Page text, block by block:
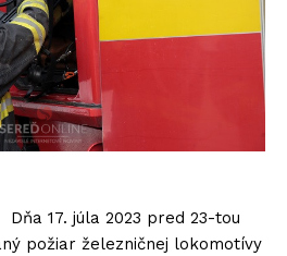
17. júla 2023 pred 23-tou
požiar železničnej lokomotívy